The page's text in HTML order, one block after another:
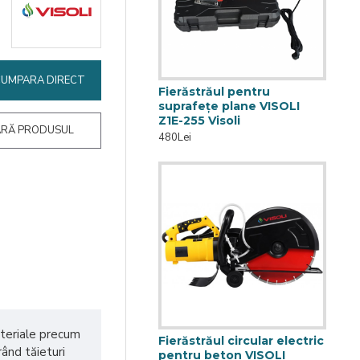
DIRECT
PRODUSUL
precum
tăieturi
Fierăstrăul pentru
suprafețe plane VISOLI
Z1E-255 Visoli
480Lei
Fierăstrăul circular electric
pentru beton VISOLI